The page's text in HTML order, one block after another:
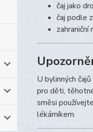
čaj jako
čaj podle
zahraniční
U bylinných
pro děti,
směsi
lékárníkem.